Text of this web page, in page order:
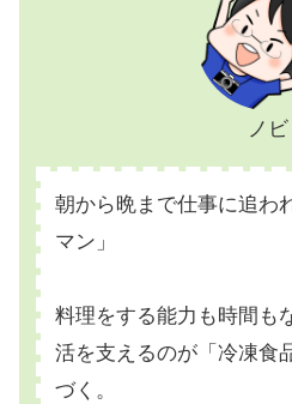
ノビ
朝から晩まで仕事に追わ
マン」
料理をする能力も時間も
活を支えるのが「冷凍食
づく。